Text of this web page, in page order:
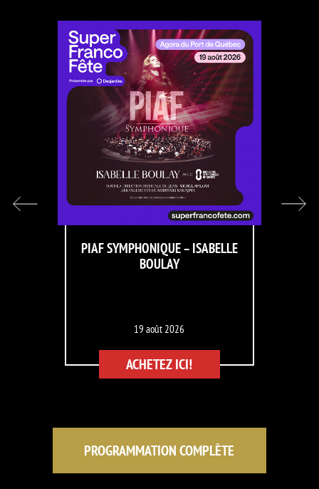
PIAF SYMPHONIQUE – ISABELLE
BOULAY
19 août 2026
ACHETEZ ICI!
PROGRAMMATION COMPLÈTE